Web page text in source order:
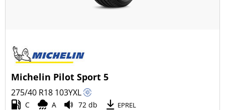
Michelin Pilot Sport 5
275/40 R18 103YXL
C A 72 db EPREL